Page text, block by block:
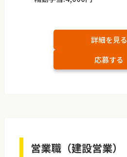
詳細を見る
応募する
営業職（建設営業）